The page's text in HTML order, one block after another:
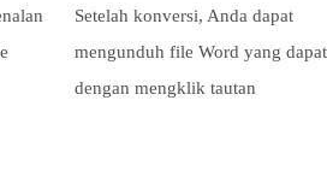
Setelah konversi, Anda dapat
mengunduh file Word yang
dengan mengklik tautan